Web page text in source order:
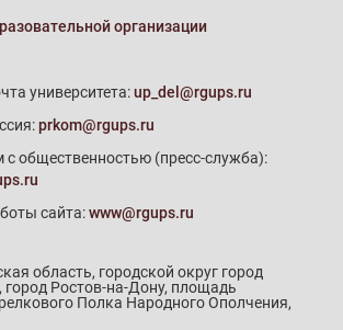
организации
университета:up_del@rgups.ru
prkom@rgups.ru
с общественностью (пресс-служба):
сайта:www@rgups.ru
область, городской округ город
город Ростов-на-Дону, площадь
Полка Народного Ополчения,